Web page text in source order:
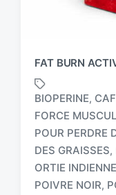
FAT BURN
T
a
g
BIOPERINE,
FORCE
POUR PERDRE
DES GRAISSES,
ORTIE INDIENNE
POIVRE NOIR,